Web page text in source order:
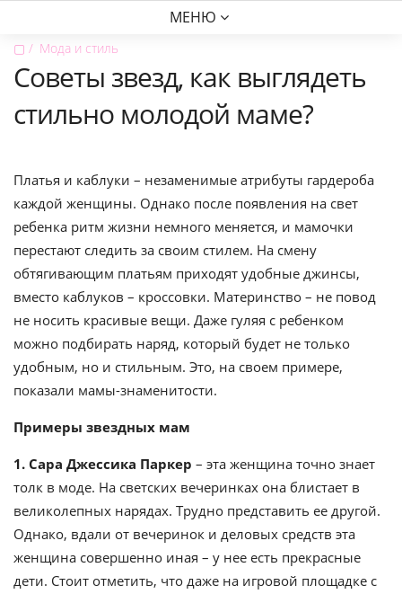
МЕНЮ
▢ Мода и стиль
Советы звезд, как выглядеть
стильно молодой маме?
Платья и каблуки – незаменимые атрибуты гардероба
каждой женщины. Однако после появления на свет
ребенка ритм жизни немного меняется, и мамочки
перестают следить за своим стилем. На смену
обтягивающим платьям приходят удобные джинсы,
вместо каблуков – кроссовки. Материнство – не повод
не носить красивые вещи. Даже гуляя с ребенком
можно подбирать наряд, который будет не только
удобным, но и стильным. Это, на своем примере,
показали мамы-знаменитости.
Примеры звездных мам
1. Сара Джессика Паркер – эта женщина точно знает
толк в моде. На светских вечеринках она блистает в
великолепных нарядах. Трудно представить ее другой.
Однако, вдали от вечеринок и деловых средств эта
женщина совершенно иная – у нее есть прекрасные
дети. Стоит отметить, что даже на игровой площадке с